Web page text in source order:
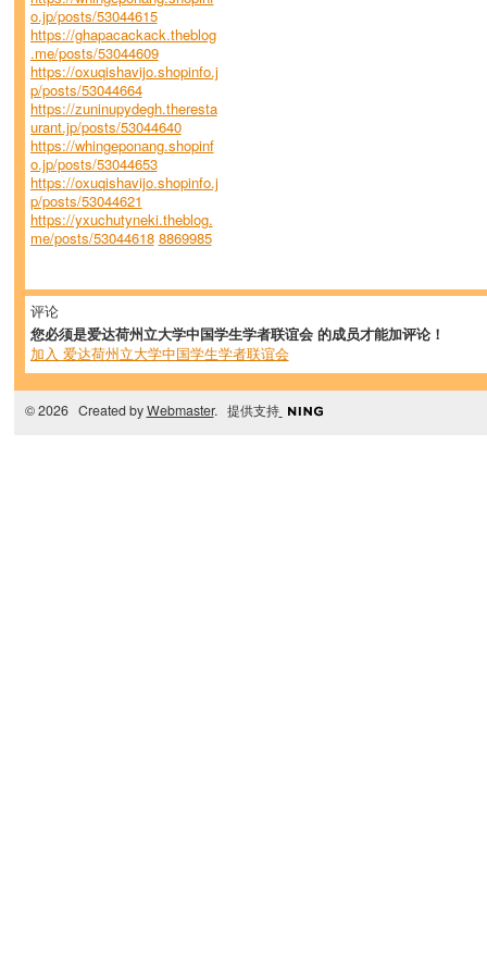
o.jp/posts/53044615
https://ghapacackack.theblog
.me/posts/53044609
https://oxuqishavijo.shopinfo.j
p/posts/53044664
https://zuninupydegh.theresta
urant.jp/posts/53044640
https://whingeponang.shopinf
o.jp/posts/53044653
https://oxuqishavijo.shopinfo.j
p/posts/53044621
https://yxuchutyneki.theblog.
me/posts/53044618 8869985
评论
您必须是爱达荷州立大学中国学生学者联谊会 的成员才能加评论！
加入 爱达荷州立大学中国学生学者联谊会
© 2026 Created byWebmaster. 提供支持